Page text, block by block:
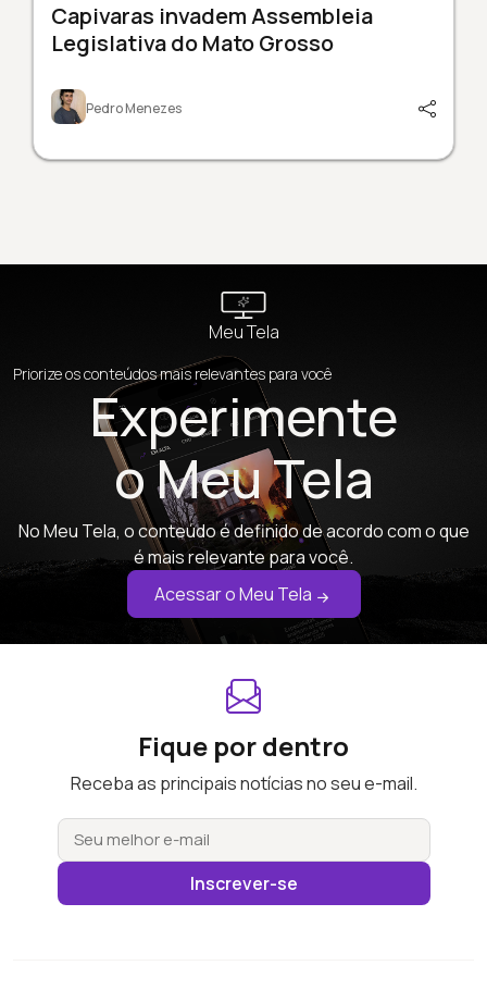
Capivaras invadem Assembleia
Legislativa do Mato Grosso
Pedro Menezes
Meu Tela
Priorize os conteúdos mais relevantes para você
Experimente
o Meu Tela
No Meu Tela, o conteúdo é definido de acordo com o que
é mais relevante para você.
Acessar o Meu Tela
Fique por dentro
Receba as principais notícias no seu e-mail.
Inscrever-se